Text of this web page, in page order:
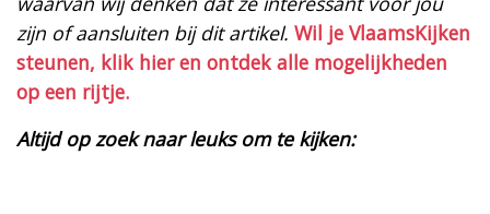
zijn of aansluiten bij dit artikel. Wil je VlaamsKijken
steunen, klik hier en ontdek alle mogelijkheden
op een rijtje.
Altijd op zoek naar leuks om te kijken: